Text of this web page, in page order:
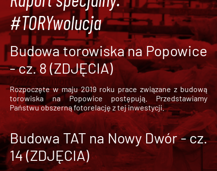
#TORYwolucja
Budowa torowiska na Popowice
- cz. 8 (ZDJĘCIA)
Rozpoczęte w maju 2019 roku prace związane z budową
torowiska na Popowice
postępują. Przedstawiamy
Państwu obszerną fotorelację z tej inwestycji.
Budowa TAT na Nowy Dwór - cz.
14 (ZDJĘCIA)